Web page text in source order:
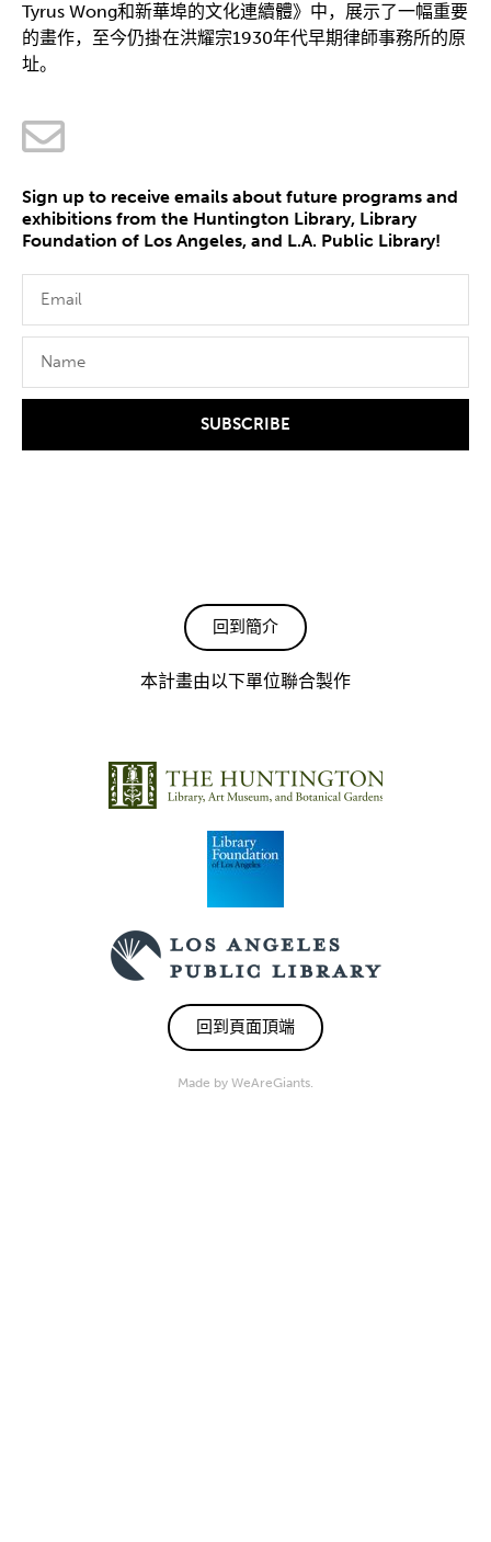
Tyrus Wong和新華埠的文化連續體》中，展示了一幅重要
的畫作，至今仍掛在洪耀宗1930年代早期律師事務所的原
址。
Sign up to receive emails about future programs and
exhibitions from the Huntington Library, Library
Foundation of Los Angeles, and L.A. Public Library!
SUBSCRIBE
回到簡介
本計畫由以下單位聯合製作
回到頁面頂端
Made by WeAreGiants.